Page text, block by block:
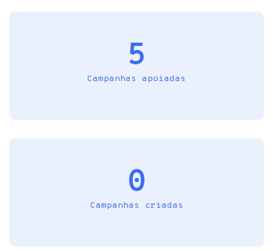
5
Campanhas apoiadas
0
Campanhas criadas